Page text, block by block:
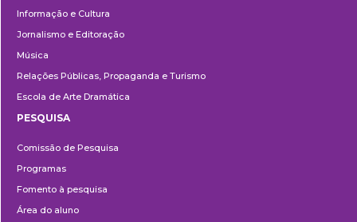
Informação e Cultura
Jornalismo e Editoração
Música
Relações Públicas, Propaganda e Turismo
Escola de Arte Dramática
PESQUISA
Comissão de Pesquisa
Programas
Fomento à pesquisa
Área do aluno